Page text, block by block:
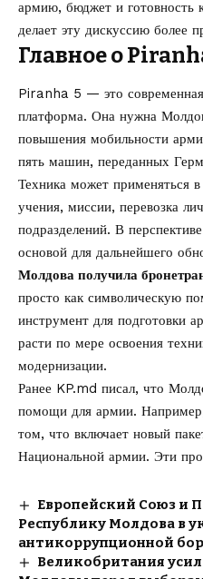
армию, бюджет и готовность
делает эту дискуссию более
Главное о
Piranha 5 — это современная
платформа. Она нужна
повышения мобильности
пять машин, переданных
Техника может применяться
учения, миссии, перевозка
подразделений. В
основой для дальнейшего
Молдова получила
просто как символическую
инструмент для подготовки
расти по мере освоения
модернизации.
Ранее KP.md писал, что
помощи для армии.
том, что включает новый
Национальной армии. Эти
Европейский Союз и
Республику Молдова в
антикоррупционной
Великобритания